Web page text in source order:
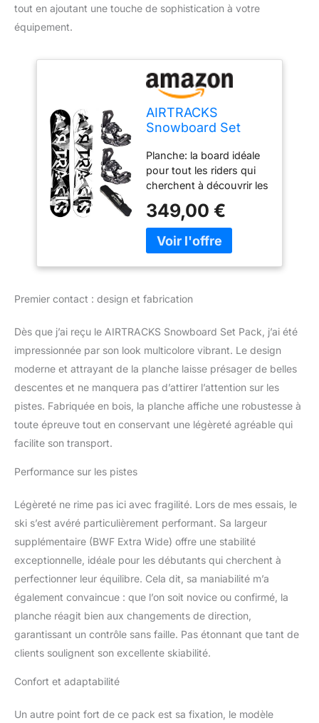
tout en ajoutant une touche de sophistication à votre
équipement.
AIRTRACKS
Snowboard Set
Extra Wide 171 -
Fixations Master XL
- SB Bag
Planche: la board idéale
pour tout les riders qui
cherchent à découvrir les
Planche: la board idéale
pour tout les riders qui
cherchent à découvrir les
durabilité une meilleure
de cavalier. Taille M pour
Boots (38-42) / Taille L
pour Boots (41-45) /
47) Sac: Longueur de la
housse 175cm
349,00 €
Premier contact : design et fabrication
Dès que j’ai reçu le AIRTRACKS Snowboard Set Pack, j’ai été
impressionnée par son look multicolore vibrant. Le design
moderne et attrayant de la planche laisse présager de belles
descentes et ne manquera pas d’attirer l’attention sur les
pistes. Fabriquée en bois, la planche affiche une robustesse à
toute épreuve tout en conservant une légèreté agréable qui
facilite son transport.
Performance sur les pistes
Légèreté ne rime pas ici avec fragilité. Lors de mes essais, le
ski s’est avéré particulièrement performant. Sa largeur
supplémentaire (BWF Extra Wide) offre une stabilité
exceptionnelle, idéale pour les débutants qui cherchent à
perfectionner leur équilibre. Cela dit, sa maniabilité m’a
également convaincue : que l’on soit novice ou confirmé, la
planche réagit bien aux changements de direction,
garantissant un contrôle sans faille. Pas étonnant que tant de
clients soulignent son excellente skiabilité.
Confort et adaptabilité
Un autre point fort de ce pack est sa fixation, le modèle